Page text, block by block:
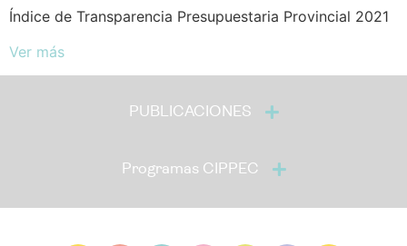
Índice de Transparencia Presupuestaria Provincial 2021
Ver más
PUBLICACIONES
Programas CIPPEC